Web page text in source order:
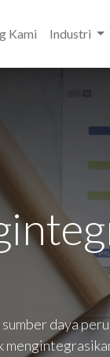
Kami Industri
sumber daya